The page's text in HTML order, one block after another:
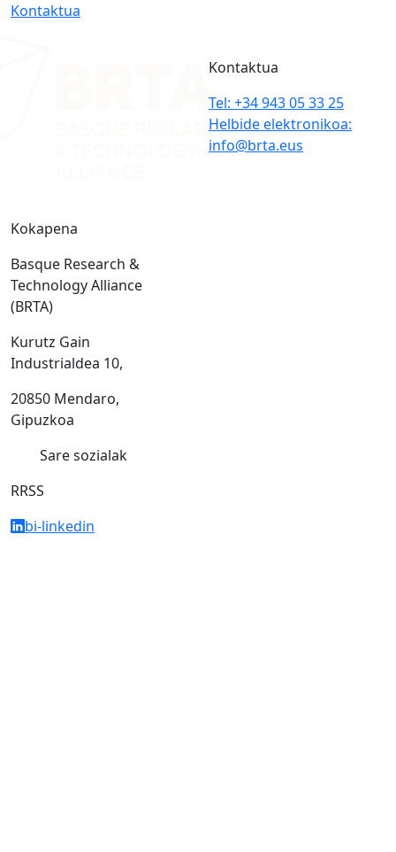
Kontaktua
Kokapena
Basque Research &
Technology Alliance
(BRTA)
Kurutz Gain
Industrialdea 10,
20850 Mendaro,
Gipuzkoa
Kontaktua
Tel: +34 943 05 33 25
Helbide elektronikoa:
info@brta.eus
Sare sozialak
RRSS
bi-linkedin